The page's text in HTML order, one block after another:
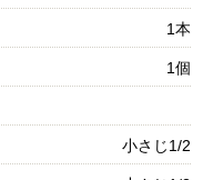
1本
1個
小さじ1/2